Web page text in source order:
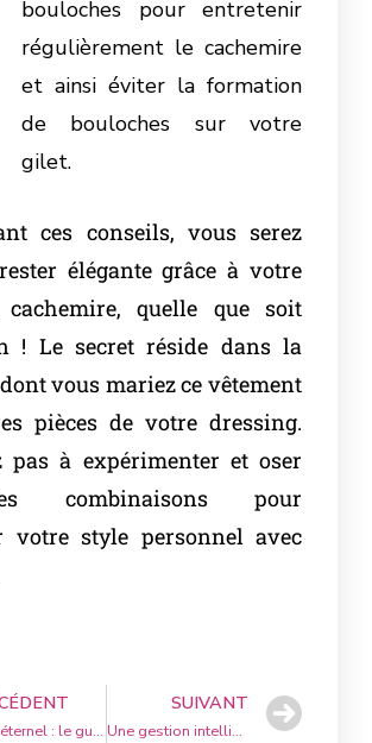
bouloches pour entretenir
régulièrement le cachemire
et ainsi éviter la formation
de bouloches sur votre
gilet.
ces conseils, vous serez
élégante grâce à votre
quelle que soit
! Le secret réside dans la
vous mariez ce vêtement
pièces de votre dressing.
pas à expérimenter et oser
combinaisons pour
votre style personnel avec
Eclat éternel : le guide ultime pour choisir la bague de fiançailles idéale
SUIVANT
Une gestion intelligente des revenus pour les entrepreneurs : optimiser sa finance personnelle